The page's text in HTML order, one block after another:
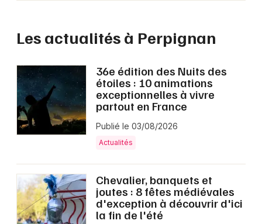
Les actualités à Perpignan
36e édition des Nuits des
étoiles : 10 animations
exceptionnelles à vivre
partout en France
Publié le 03/08/2026
Actualités
Chevalier, banquets et
joutes : 8 fêtes médiévales
d'exception à découvrir d'ici
la fin de l'été